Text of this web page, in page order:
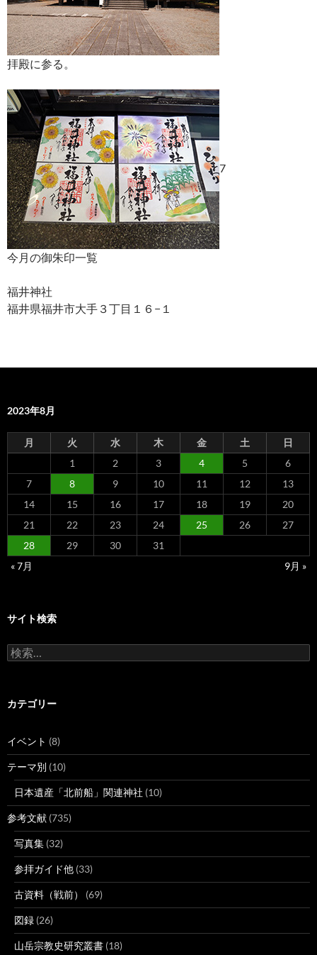
拝殿に参る。
7
今月の御朱印一覧
福井神社
福井県福井市大手３丁目１６−１
2023年8月
月 火 水 木 金 土
日
1
2 3 4 5
6
7
8 9 10 11 12
13
14
15 16 17 18 19
20
21
22 23 24 25 26
27
28
29 30
31
« 7月
9月 »
サイト検索
検
索:
カテゴリー
イベント (8)
テーマ別 (10)
日本遺産「北前船」関連神社 (10)
参考文献 (735)
写真集 (32)
参拝ガイド他 (33)
古資料（戦前） (69)
図録 (26)
山岳宗教史研究叢書 (18)